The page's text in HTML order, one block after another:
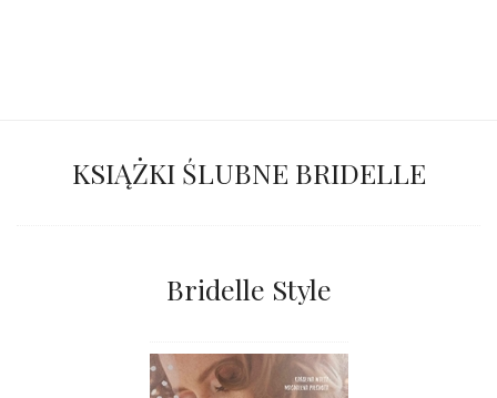
KSIĄŻKI ŚLUBNE BRIDELLE
Bridelle Style